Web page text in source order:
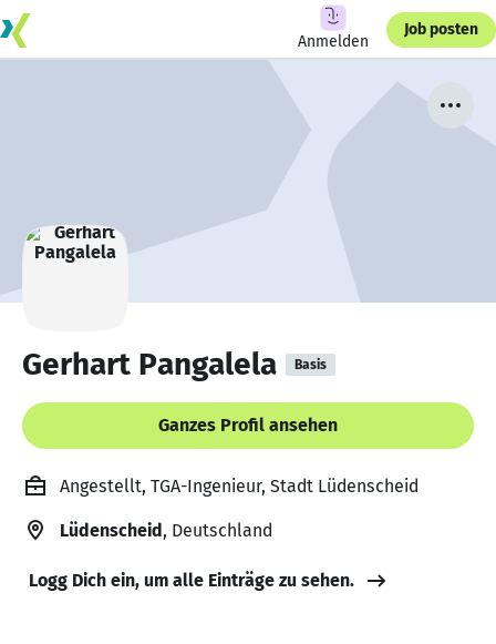
Anmelden
Job posten
Gerhart Pangalela Basis
Ganzes Profil ansehen
Angestellt, TGA-Ingenieur, Stadt Lüdenscheid
Lüdenscheid, Deutschland
Logg Dich ein, um alle Einträge zu sehen.